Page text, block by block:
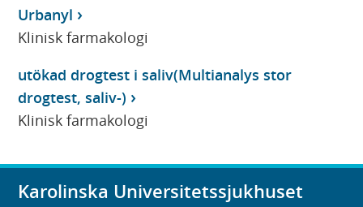
Urbanyl
Klinisk farmakologi
utökad drogtest i saliv(Multianalys stor
drogtest, saliv-)
Klinisk farmakologi
Karolinska Universitetssjukhuset